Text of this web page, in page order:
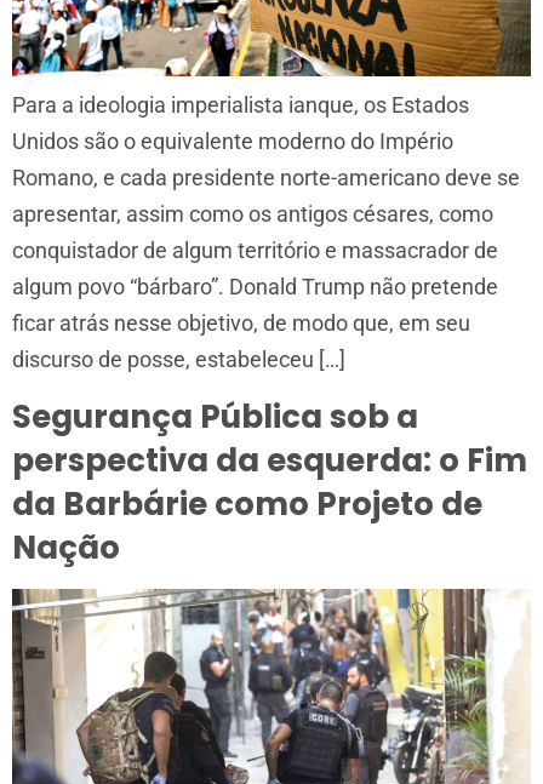
Para a ideologia imperialista ianque, os Estados
Unidos são o equivalente moderno do Império
Romano, e cada presidente norte-americano deve se
apresentar, assim como os antigos césares, como
conquistador de algum território e massacrador de
algum povo “bárbaro”. Donald Trump não pretende
ficar atrás nesse objetivo, de modo que, em seu
discurso de posse, estabeleceu […]
Segurança Pública sob a
perspectiva da esquerda: o Fim
da Barbárie como Projeto de
Nação